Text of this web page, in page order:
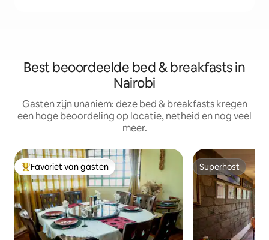
Best beoordeelde bed & breakfasts in
Nairobi
Gasten zijn unaniem: deze bed & breakfasts kregen
een hoge beoordeling op locatie, netheid en nog veel
meer.
Topfavoriet van gasten
Favoriet van gasten Superhost
Superhost